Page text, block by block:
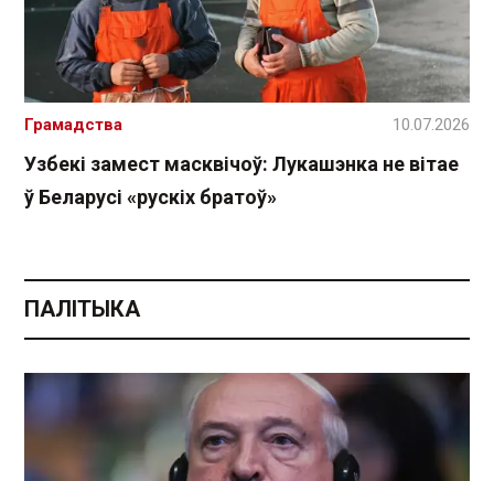
Узбекі замест масквічоў: Лукашэнка не вітае
ў Беларусі «рускіх братоў»
Грамадства 10.07.2026
ПАЛІТЫКА